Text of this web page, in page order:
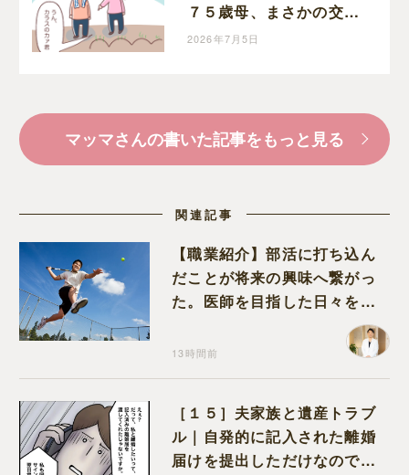
７５歳母、まさかの交渉
成立
2026年7月5日
マッマさんの書いた記事をもっと見る
関連記事
【職業紹介】部活に打ち込ん
だことが将来の興味へ繋がっ
た。医師を目指した日々を振
13時間前
［１５］夫家族と遺産トラブ
ル｜自発的に記入された離婚
届けを提出しただけなので、